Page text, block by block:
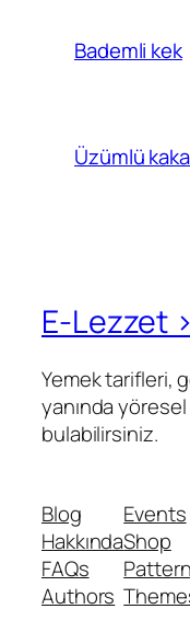
Bademli kek
Üzümlü
E-Lezzet
Yemek tarifleri,
yanında
bulabilirsiniz.
Blog
Hakkında
FAQs
Authors
Events
Shop